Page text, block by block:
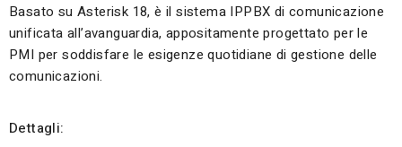
Basato su Asterisk 18, è il sistema IPPBX di comunicazione
unificata all’avanguardia, appositamente progettato per le
PMI per soddisfare le esigenze quotidiane di gestione delle
comunicazioni.
Dettagli: